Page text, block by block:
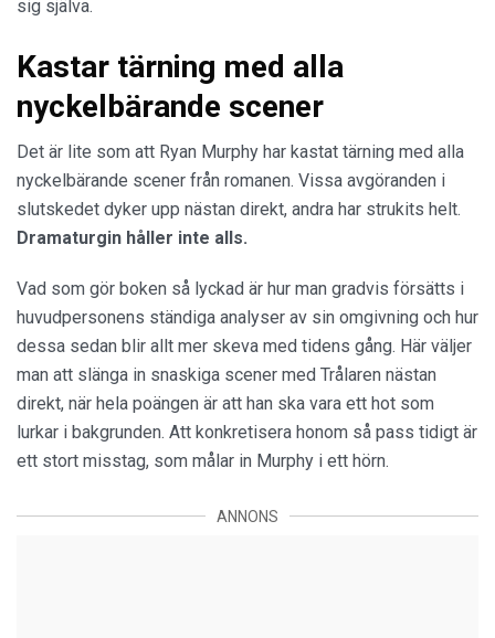
sig själva.
Kastar tärning med alla
nyckelbärande scener
Det är lite som att Ryan Murphy har kastat tärning med alla
nyckelbärande scener från romanen. Vissa avgöranden i
slutskedet dyker upp nästan direkt, andra har strukits helt.
Dramaturgin håller inte alls.
Vad som gör boken så lyckad är hur man gradvis försätts i
huvudpersonens ständiga analyser av sin omgivning och hur
dessa sedan blir allt mer skeva med tidens gång. Här väljer
man att slänga in snaskiga scener med Trålaren nästan
direkt, när hela poängen är att han ska vara ett hot som
lurkar i bakgrunden. Att konkretisera honom så pass tidigt är
ett stort misstag, som målar in Murphy i ett hörn.
ANNONS